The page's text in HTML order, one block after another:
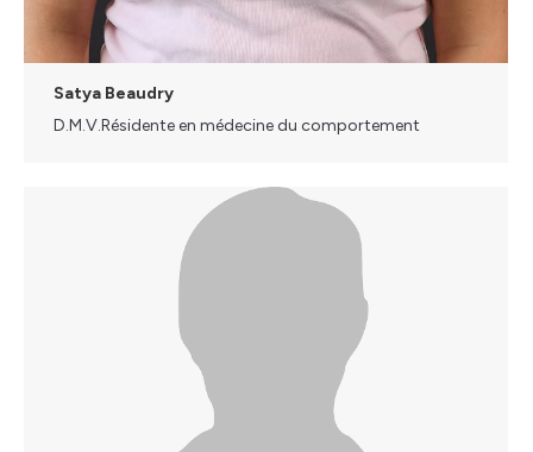
Satya Beaudry
D.M.V.Résidente en médecine du comportement